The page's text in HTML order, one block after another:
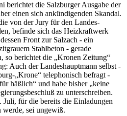
berichtet die Salzburger Ausgabe der
einen sich ankündigenden Skandal.
von der Jury für den Landes-
befinde sich das Heizkraftwerk
Front zur Salzach - ein
Stahlbeton - gerade
so berichtet die „Kronen Zeitung“
Auch der Landeshauptmann selbst -
„Krone“ telephonisch befragt -
häßlich“ und habe bisher „keine
zu unterschreiben.
Juli, für die bereits die Einladungen
werde, sei ungewiß.